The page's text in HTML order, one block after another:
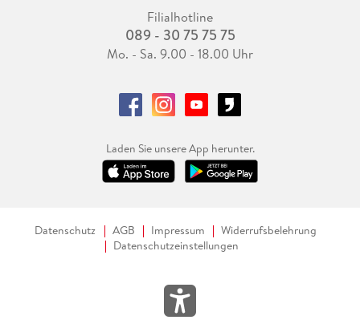
Filialhotline
089 - 30 75 75 75
Mo. - Sa. 9.00 - 18.00 Uhr
Laden Sie unsere App herunter.
Datenschutz AGB Impressum
Widerrufsbelehrung
Datenschutzeinstellungen